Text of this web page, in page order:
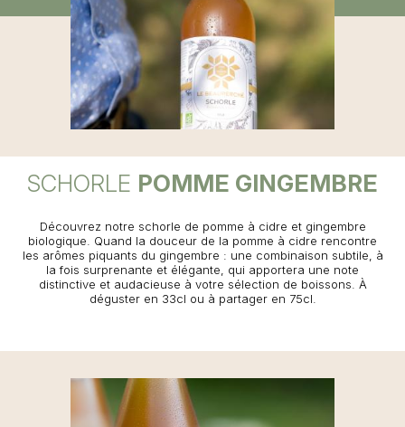
SCHORLE POMME GINGEMBRE
Découvrez notre schorle de pomme à cidre et gingembre
biologique. Quand la douceur de la pomme à cidre rencontre
les arômes piquants du gingembre : une combinaison subtile, à
la fois surprenante et élégante, qui apportera une note
distinctive et audacieuse à votre sélection de boissons. À
déguster en 33cl ou à partager en 75cl.